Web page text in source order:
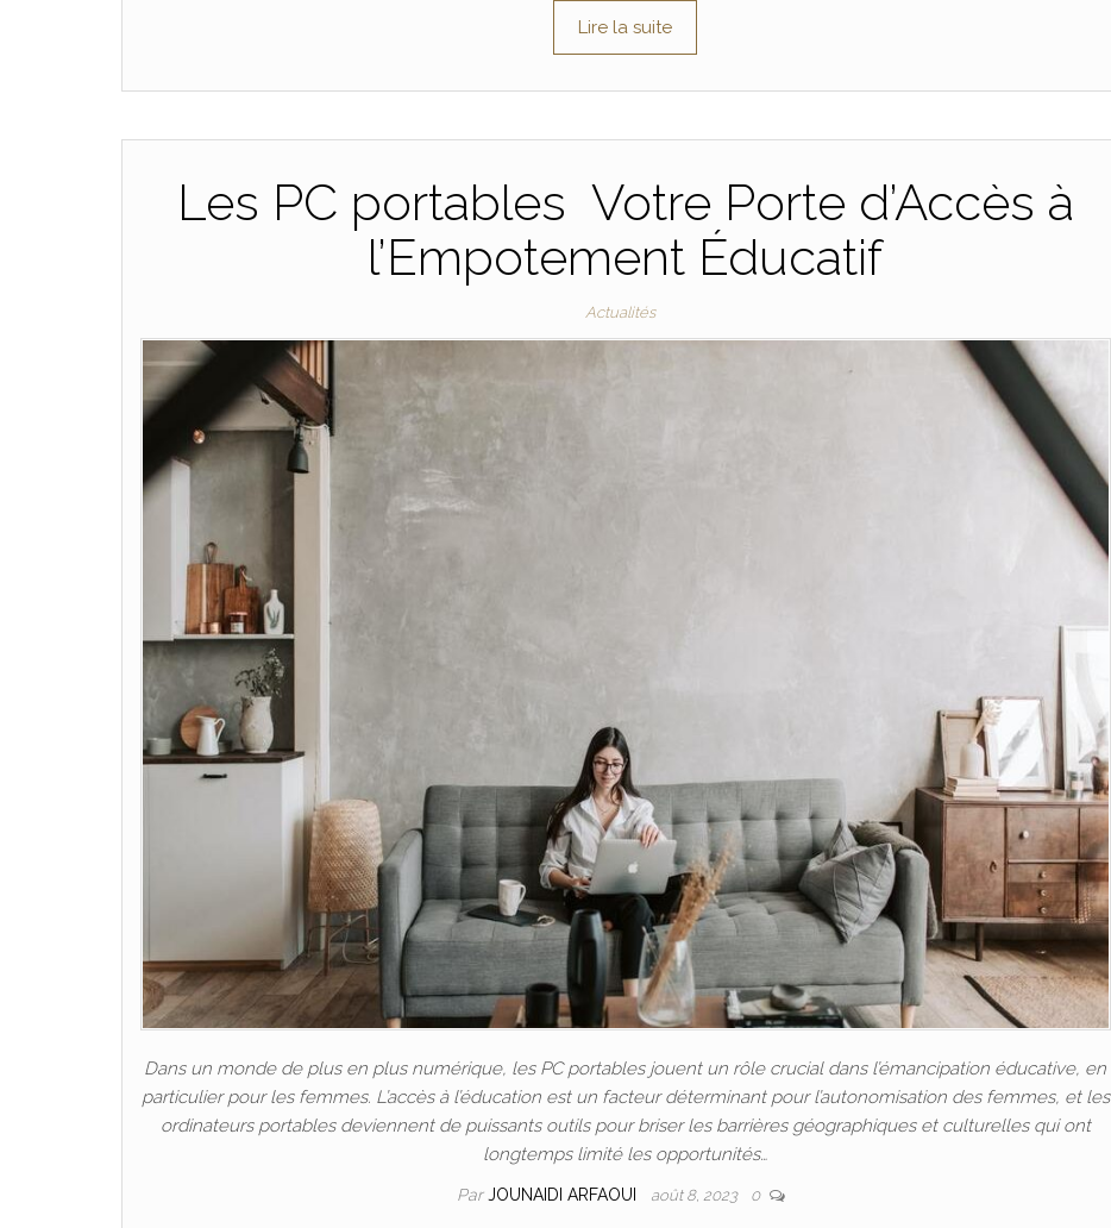
Lire la suite
Les PC portables Votre Porte d’Accès à
l’Empotement Éducatif
Actualités
Dans un monde de plus en plus numérique, les PC portables jouent un rôle crucial dans l’émancipation éducative, en
particulier pour les femmes. L’accès à l’éducation est un facteur déterminant pour l’autonomisation des femmes, et les
ordinateurs portables deviennent de puissants outils pour briser les barrières géographiques et culturelles qui ont
longtemps limité les opportunités…
ParJOUNAIDI ARFAOUI août 8, 2023 0